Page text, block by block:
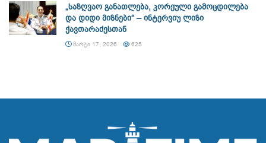
„საზღვაო განათლება, კორეული გამოცდილება
და დიდი მიზნები“ – ინტერვიუ ლიზი
ქავთარაძესთან
ᲛᲐᲠᲢᲘ 17, 2026 625